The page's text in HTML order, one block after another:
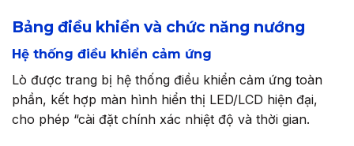
Bảng điều khiển và chức năng nướng
Hệ thống điều khiển cảm ứng
Lò được trang bị hệ thống điều khiển cảm ứng toàn
phần, kết hợp màn hình hiển thị LED/LCD hiện đại,
cho phép “cài đặt chính xác nhiệt độ và thời gian.